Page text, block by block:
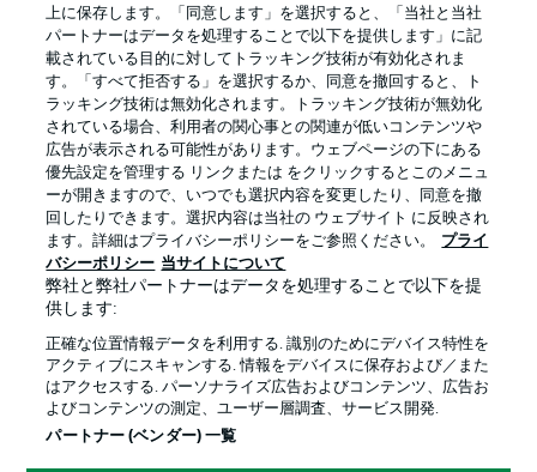
Football as it's meant to be
BUNDESLIGA APP
Official Partners
上に保存します。「同意します」を選択すると、「当社と当社
パートナーはデータを処理することで以下を提供します」に記
載されている目的に対してトラッキング技術が有効化されま
す。「すべて拒否する」を選択するか、同意を撤回すると、ト
ラッキング技術は無効化されます。トラッキング技術が無効化
されている場合、利用者の関心事との関連が低いコンテンツや
広告が表示される可能性があります。ウェブページの下にある
優先設定を管理する リンクまたは をクリックするとこのメニュ
ーが開きますので、いつでも選択内容を変更したり、同意を撤
回したりできます。選択内容は当社の ウェブサイト に反映され
ます。詳細はプライバシーポリシーをご参照ください。
プライ
バシーポリシー 当サイトについて
弊社と弊社パートナーはデータを処理することで以下を提
供します:
正確な位置情報データを利用する. 識別のためにデバイス特性を
アクティブにスキャンする. 情報をデバイスに保存および／また
はアクセスする. パーソナライズ広告およびコンテンツ、広告お
よびコンテンツの測定、ユーザー層調査、サービス開発.
パートナー (ベンダー) 一覧